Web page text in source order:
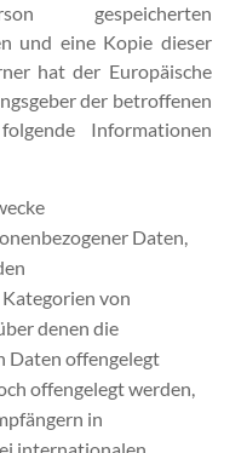
gespeicherten
und eine Kopie dieser
hat der Europäische
der betroffenen
Informationen
Daten,
von
denen die
Daten offengelegt
offengelegt werden,
in